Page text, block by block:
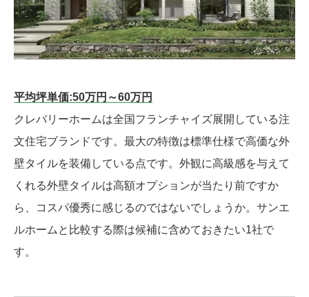
平均坪単価:50万円～60万円
クレバリーホームは全国フランチャイズ展開している注
文住宅ブランドです。最大の特徴は標準仕様で高価な外
壁タイルを装備している点です。外観に高級感を与えて
くれる外壁タイルは高額オプションが当たり前ですか
ら、コスパ優秀に感じるのではないでしょうか。サンエ
ルホームと比較する際は候補に含めておきたい1社で
す。